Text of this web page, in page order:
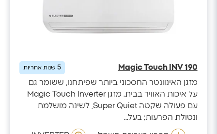
Magic Touch INV 190
5שנות אחריות
מזגן האינוונטר החסכוני ביותר שפיתחנו, ששומר גם
על איכות האוויר בבית. מזגן Magic Touch Inverter
עם פעולה שקטה Super Quiet, לשינה מושלמת
ונטולת הפרעות; בעל...